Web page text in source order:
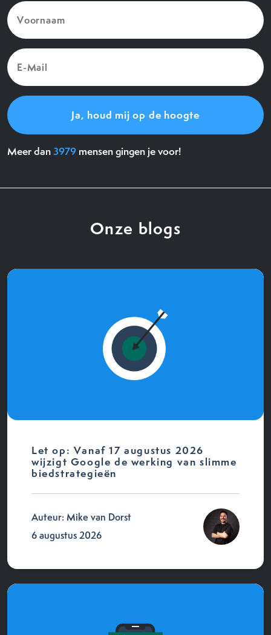
Voornaam
(Vereist)
E-
Mail
(Vereist)
Meer dan3979 mensen gingen je voor!
Onze blogs
Let op: Vanaf 17 augustus 2026
wijzigt Google de werking van slimme
biedstrategieën
Auteur: Mike van Dorst
6 augustus 2026